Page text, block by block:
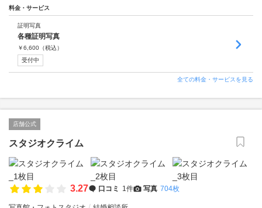
料金・サービス
証明写真
各種証明写真
￥6,600 （税込）
受付中
全ての料金・サービスを見る
店舗公式
スタジオクライム
3.27 口コミ 1件 写真 704枚